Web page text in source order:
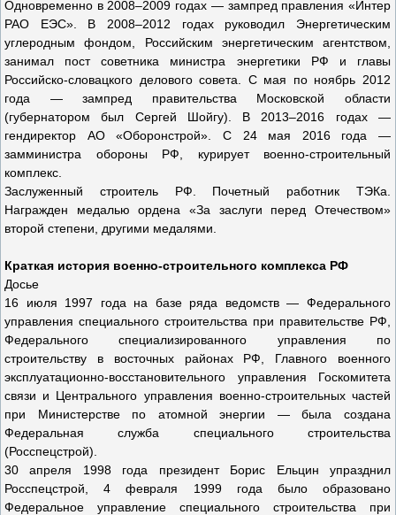
Одновременно в 2008–2009 годах — зампред правления «Интер
РАО ЕЭС». В 2008–2012 годах руководил Энергетическим
углеродным фондом, Российским энергетическим агентством,
занимал пост советника министра энергетики РФ и главы
Российско-словацкого делового совета. С мая по ноябрь 2012
года — зампред правительства Московской области
(губернатором был Сергей Шойгу). В 2013–2016 годах —
гендиректор АО «Оборонстрой». С 24 мая 2016 года —
замминистра обороны РФ, курирует военно-строительный
комплекс.
Заслуженный строитель РФ. Почетный работник ТЭКа.
Награжден медалью ордена «За заслуги перед Отечеством»
второй степени, другими медалями.
Краткая история военно-строительного комплекса РФ
Досье
16 июля 1997 года на базе ряда ведомств — Федерального
управления специального строительства при правительстве РФ,
Федерального специализированного управления по
строительству в восточных районах РФ, Главного военного
эксплуатационно-восстановительного управления Госкомитета
связи и Центрального управления военно-строительных частей
при Министерстве по атомной энергии — была создана
Федеральная служба специального строительства
(Росспецстрой).
30 апреля 1998 года президент Борис Ельцин упразднил
Росспецстрой, 4 февраля 1999 года было образовано
Федеральное управление специального строительства при